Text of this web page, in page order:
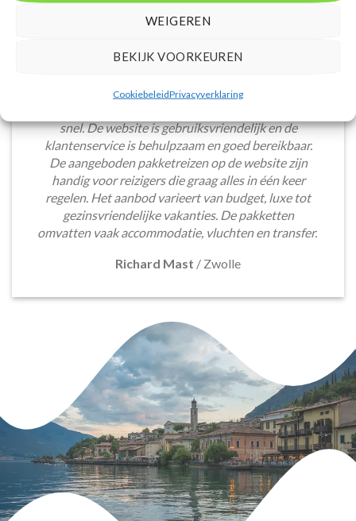
WEIGEREN
BEKIJK VOORKEUREN
CookiebeleidPrivacyverklaring
Het boeken van een lastminute vakantie via
snel. De website is gebruiksvriendelijk en de
klantenservice is behulpzaam en goed bereikbaar.
De aangeboden pakketreizen op de website zijn
handig voor reizigers die graag alles in één keer
regelen. Het aanbod varieert van budget, luxe tot
gezinsvriendelijke vakanties. De pakketten
omvatten vaak accommodatie, vluchten en transfer.
Richard Mast / Zwolle